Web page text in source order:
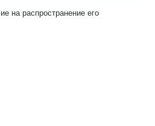
на распространение его